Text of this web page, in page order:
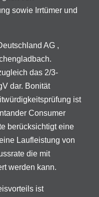
sowie Irrtümer und
AG ,
das 2/3-
dar. Bonität
ist
Consumer
berücksichtigt eine
Laufleistung von
die mit
werden kann.
ist